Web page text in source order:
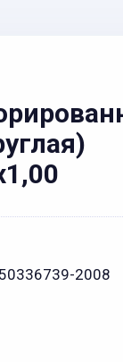
2008